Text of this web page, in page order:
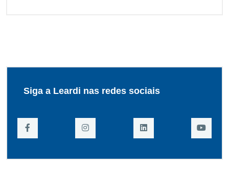
Siga a Leardi nas redes sociais